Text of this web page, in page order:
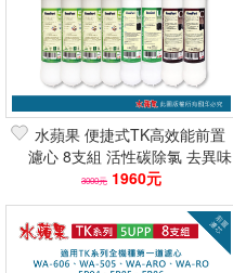
水蘋果 便捷式TK高效能前置
濾心 8支組 活性碳除氯 去異味
2倍吸附 快速到貨 可刷卡分期
3000元 1960元